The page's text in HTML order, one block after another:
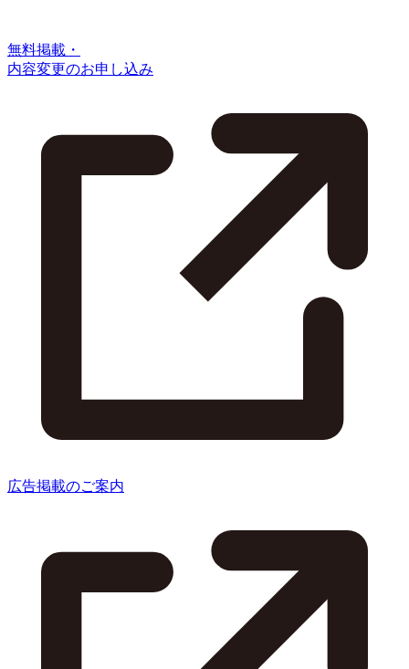
無料掲載・
内容変更のお申し込み
広告掲載のご案内